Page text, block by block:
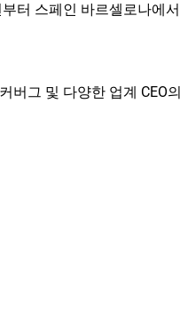
터 스페인 바르셀로나에
버그 및 다양한 업계 CEO